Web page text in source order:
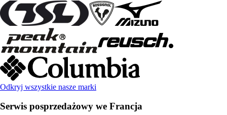
Odkryj wszystkie nasze marki
Serwis posprzedażowy we Francja